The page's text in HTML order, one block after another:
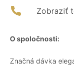
Zobraziť
O spoločnosti:
Značná dávka